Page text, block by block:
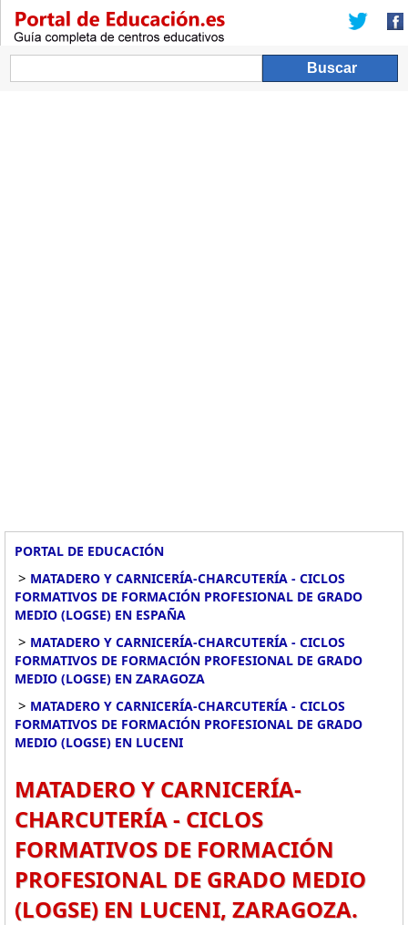
PORTAL DE EDUCACIÓN
> MATADERO Y CARNICERÍA-CHARCUTERÍA - CICLOS
FORMATIVOS DE FORMACIÓN PROFESIONAL DE GRADO
MEDIO (LOGSE) EN ESPAÑA
> MATADERO Y CARNICERÍA-CHARCUTERÍA - CICLOS
FORMATIVOS DE FORMACIÓN PROFESIONAL DE GRADO
MEDIO (LOGSE) EN ZARAGOZA
> MATADERO Y CARNICERÍA-CHARCUTERÍA - CICLOS
FORMATIVOS DE FORMACIÓN PROFESIONAL DE GRADO
MEDIO (LOGSE) EN LUCENI
MATADERO Y CARNICERÍA-
CHARCUTERÍA - CICLOS
FORMATIVOS DE FORMACIÓN
PROFESIONAL DE GRADO MEDIO
(LOGSE) EN LUCENI, ZARAGOZA.